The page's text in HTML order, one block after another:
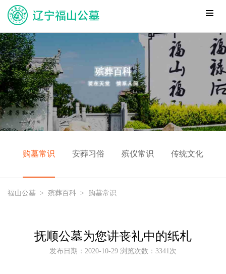
购墓常识 安葬习俗 殡仪常识 传统文化
福山公墓 > 殡葬百科 > 购墓常识
抚顺公墓为您讲丧礼中的纸札
发布日期：2020-10-29 浏览次数：3341次